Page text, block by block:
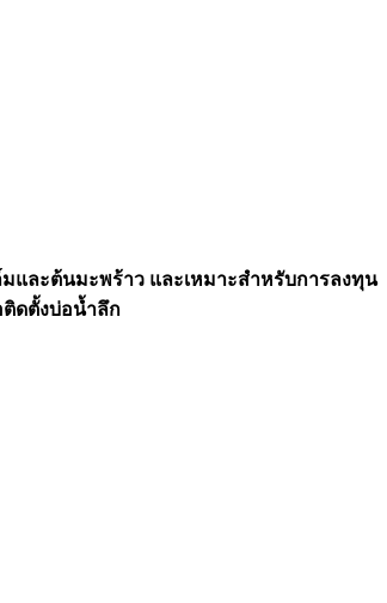
และต้นมะพร้าว และเหมาะสำหรับการลงทุน
ดตั้งบ่อน้ำลึก